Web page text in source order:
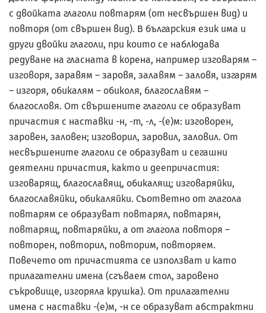
с двойката глаголи повтарям (от несвършен вид) и
повторя (от свършен вид). В българския език има и
други двойки глаголи, при които се наблюдава
редуване на гласната в корена, например изговарям –
изговоря, заравям – заровя, залавям – заловя, изгарям
– изгоря, обикалям – обиколя, благославям –
благословя. От свършените глаголи се образуват
причастия с наставки -н, -т, -л, -(е)м: изговорен,
заровен, заловен; изговорил, заровил, заловил. От
несвършените глаголи се образуват и сегашни
деятелни причастия, както и деепричастия:
изговарящ, благославящ, обикалящ; изговаряйки,
благославяйки, обикаляйки. Съответно от глагола
повтарям се образуват повтарял, повтарян,
повтарящ, повтаряйки, а от глагола повторя –
повторен, повторил, повторим, повторяем.
Повечето от причастията се използват и като
прилагателни имена (сгъваем стол, заровено
съкровище, изгоряла крушка). От прилагателни
имена с наставки -(е)м, -н се образуват абстрактни